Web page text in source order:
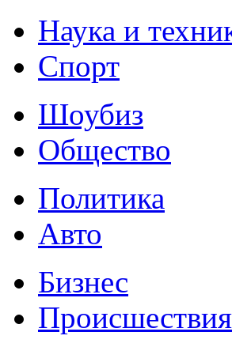
Наука и
Спорт
Шоубиз
Общество
Политика
Авто
Бизнес
Происшествия